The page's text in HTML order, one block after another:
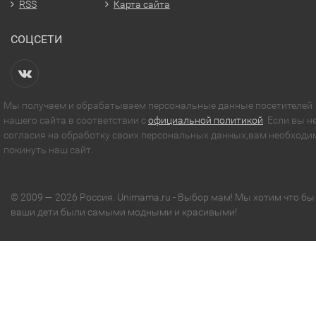
RSS
Карта сайта
СОЦСЕТИ
Мы получаем и обрабатываем персональные данные посетителей
нашего сайта в соответствии софициальной политикой . Если вы
согласия на обработку своих персональных данных,вам
покинуть наш сайт.
© 2009 — 2026 Россия. Unimama.ru - Выбор мам! Мы хотим что бы
ваши дети были самыми модными и красивыми!